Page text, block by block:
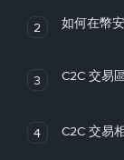
2 如何在幣
3 C2C 交易
4 C2C 交易